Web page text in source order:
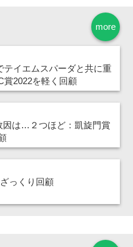
more
テイエムスパーダと共に重
賞2022を軽く回顧
因は…２つほど：凱旋門賞
っくり回顧